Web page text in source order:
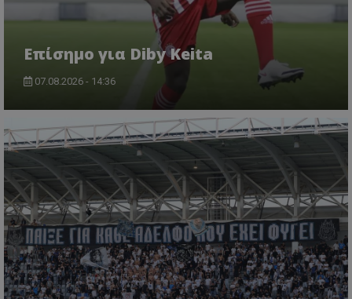
Επίσημο για Diby Keita
07.08.2026 - 14:36